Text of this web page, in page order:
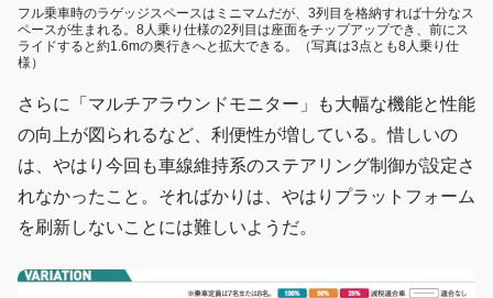
フル乗車時のラゲッジスペースはミニマムだが、3列目を格納すれば十分なス
ペースが生まれる。8人乗り仕様の2列目は座面をチップアップでき、前にス
ライドすると約1.6mの奥行きへと拡大できる。（写真は3点とも8人乗り仕
様）
さらに「マルチアラウンドモニター」も大幅な機能と性能
の向上が図られるなど、利便性が増している。惜しいの
は、やはり今回も車線維持系のステアリング制御が設定さ
れなかったこと。そればかりは、やはりプラットフォーム
を刷新しないことには難しいようだ。